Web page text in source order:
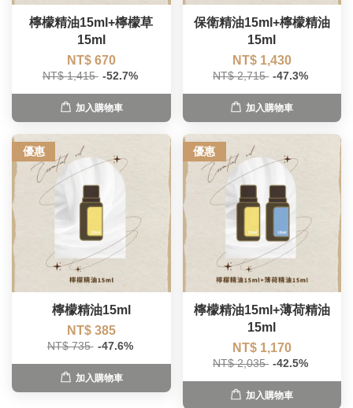
檸檬精油15ml+檸檬草
15ml
NT$ 670
NT$ 1,415 -52.7%
加入購物車
保衛精油15ml+檸檬精油
15ml
NT$ 1,430
NT$ 2,715 -47.3%
加入購物車
優惠
檸檬精油15ml
NT$ 385
NT$ 735 -47.6%
加入購物車
優惠
檸檬精油15ml+薄荷精油
15ml
NT$ 1,170
NT$ 2,035 -42.5%
加入購物車